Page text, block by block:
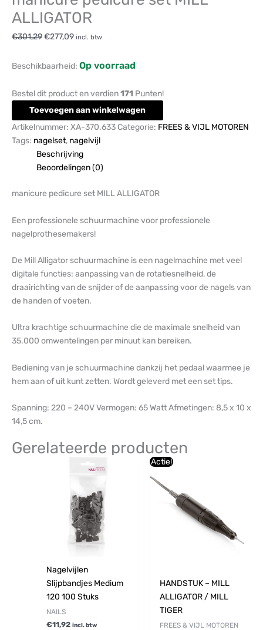
ALLIGATOR
€301,29€277,09 incl. btw
Beschikbaarheid: Op voorraad
Bestel dit product en verdien171 Punten!
Toevoegen aan winkelwagen
Artikelnummer: XA-370.633 Categorie: FREES & VIJL MOTOREN
Tags: nagelset, nagelvijl
Beschrijving
Beoordelingen (0)
manicure pedicure set MILL ALLIGATOR
Een professionele schuurmachine voor professionele
nagelprothesemakers!
De Mill Alligator schuurmachine is een nagelmachine met veel
digitale functies: aanpassing van de rotatiesnelheid, de
draairichting van de snijder of de aanpassing voor de nagels van
de handen of voeten.
Ultra krachtige schuurmachine die de maximale snelheid van
35.000 omwentelingen per minuut kan bereiken.
Bediening van je schuurmachine dankzij het pedaal waarmee je
hem aan of uit kunt zetten. Wordt geleverd met een set tips.
Spanning: 220 – 240V Vermogen: 65 Watt Afmetingen: 8,5 x 10 x
14,5 cm.
Gerelateerde producten
Nagelvijlen
Slijpbandjes Medium
120 100 Stuks
NAILS
€11,92 incl. btw
Actie!
HANDSTUK – MILL
ALLIGATOR / MILL
TIGER
FREES & VIJL MOTOREN